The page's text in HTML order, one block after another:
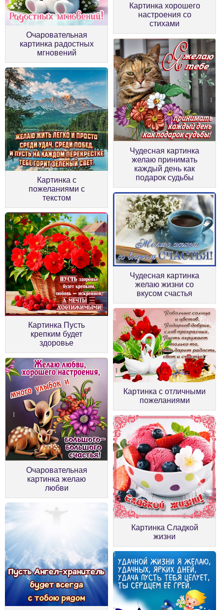
Очаровательная
картинка радостных
мгновений
Картинка хорошего
настроения со
стихами
Картинка с
пожеланиями с
текстом
Чудесная картинка
желаю принимать
каждый день как
подарок судьбы
Картинка Пусть
крепким будет
здоровье
Чудесная картинка
желаю жизни со
вкусом счастья
Очаровательная
картинка желаю
любви
Картинка с отличными
пожеланиями
Картинка Сладкой
жизни